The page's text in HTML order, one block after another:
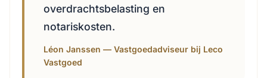
overdrachtsbelasting en
notariskosten.
Léon Janssen — Vastgoedadviseur bij Leco
Vastgoed